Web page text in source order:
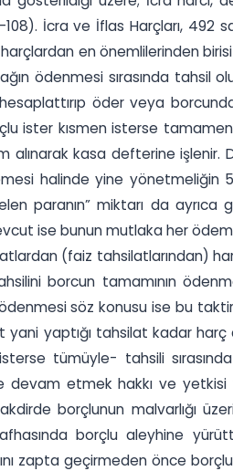
İcra ve İflas Harçları, 492
en önemlilerinden
ödenmesi sırasında tahsil
öder veya
ister kısmen isterse
kasa defterine işlenir.
halinde yine yönetmeliğin
paranın” miktarı da ayrıca
ise bunun mutlaka her
(faiz tahsilatlarından)
borcun tamamının
söz konusu ise bu
yaptığı tahsilat kadar harç
tümüyle- tahsili sırasında
devam etmek hakkı ve yetkisi
borçlunun malvarlığı
borçlu aleyhine
zapta geçirmeden önce